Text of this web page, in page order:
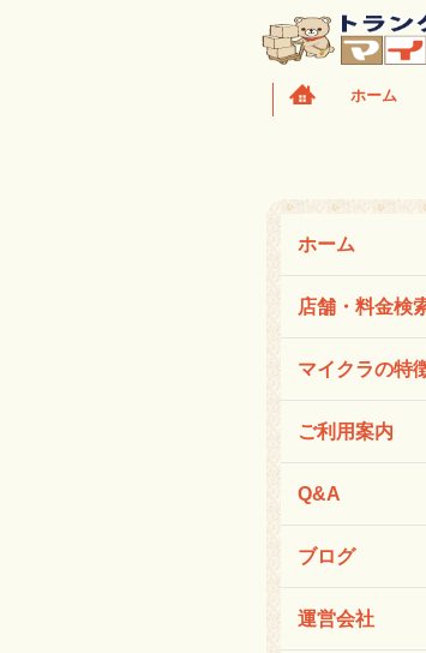
ホーム
ホーム
店舗・料金検
マイクラの特
ご利用案内
Q&A
ブログ
運営会社